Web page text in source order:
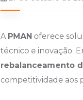
A PMAN oferece
técnico e inovação.
rebalanceamento
competitividade aos